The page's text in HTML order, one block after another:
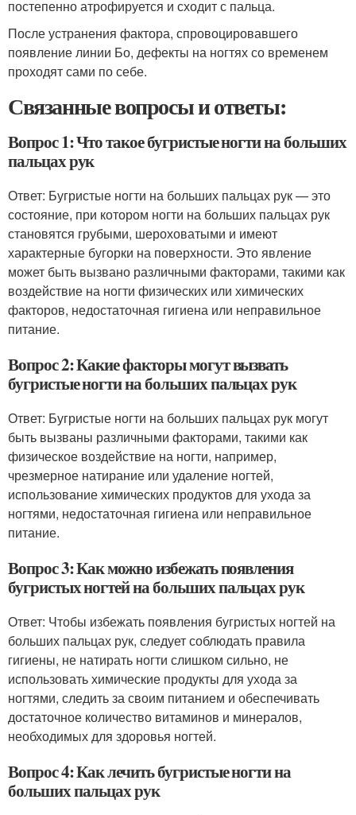
постепенно атрофируется и сходит с пальца.
После устранения фактора, спровоцировавшего
появление линии Бо, дефекты на ногтях со временем
проходят сами по себе.
Связанные вопросы и ответы:
Вопрос 1: Что такое бугристые ногти на больших
пальцах рук
Ответ: Бугристые ногти на больших пальцах рук — это
состояние, при котором ногти на больших пальцах рук
становятся грубыми, шероховатыми и имеют
характерные бугорки на поверхности. Это явление
может быть вызвано различными факторами, такими как
воздействие на ногти физических или химических
факторов, недостаточная гигиена или неправильное
питание.
Вопрос 2: Какие факторы могут вызвать
бугристые ногти на больших пальцах рук
Ответ: Бугристые ногти на больших пальцах рук могут
быть вызваны различными факторами, такими как
физическое воздействие на ногти, например,
чрезмерное натирание или удаление ногтей,
использование химических продуктов для ухода за
ногтями, недостаточная гигиена или неправильное
питание.
Вопрос 3: Как можно избежать появления
бугристых ногтей на больших пальцах рук
Ответ: Чтобы избежать появления бугристых ногтей на
больших пальцах рук, следует соблюдать правила
гигиены, не натирать ногти слишком сильно, не
использовать химические продукты для ухода за
ногтями, следить за своим питанием и обеспечивать
достаточное количество витаминов и минералов,
необходимых для здоровья ногтей.
Вопрос 4: Как лечить бугристые ногти на
больших пальцах рук